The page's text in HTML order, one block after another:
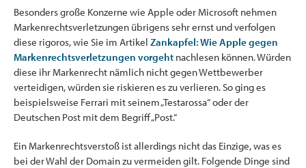
Besonders große Konzerne wie Apple oder Microsoft nehmen
Markenrechtsverletzungen übrigens sehr ernst und verfolgen
diese rigoros, wie Sie im Artikel Zankapfel: Wie Apple gegen
Markenrechtsverletzungen vorgeht nachlesen können. Würden
diese ihr Markenrecht nämlich nicht gegen Wettbewerber
verteidigen, würden sie riskieren es zu verlieren. So ging es
beispielsweise Ferrari mit seinem „Testarossa“ oder der
Deutschen Post mit dem Begriff „Post.“
Ein Markenrechtsverstoß ist allerdings nicht das Einzige, was es
bei der Wahl der Domain zu vermeiden gilt. Folgende Dinge sind